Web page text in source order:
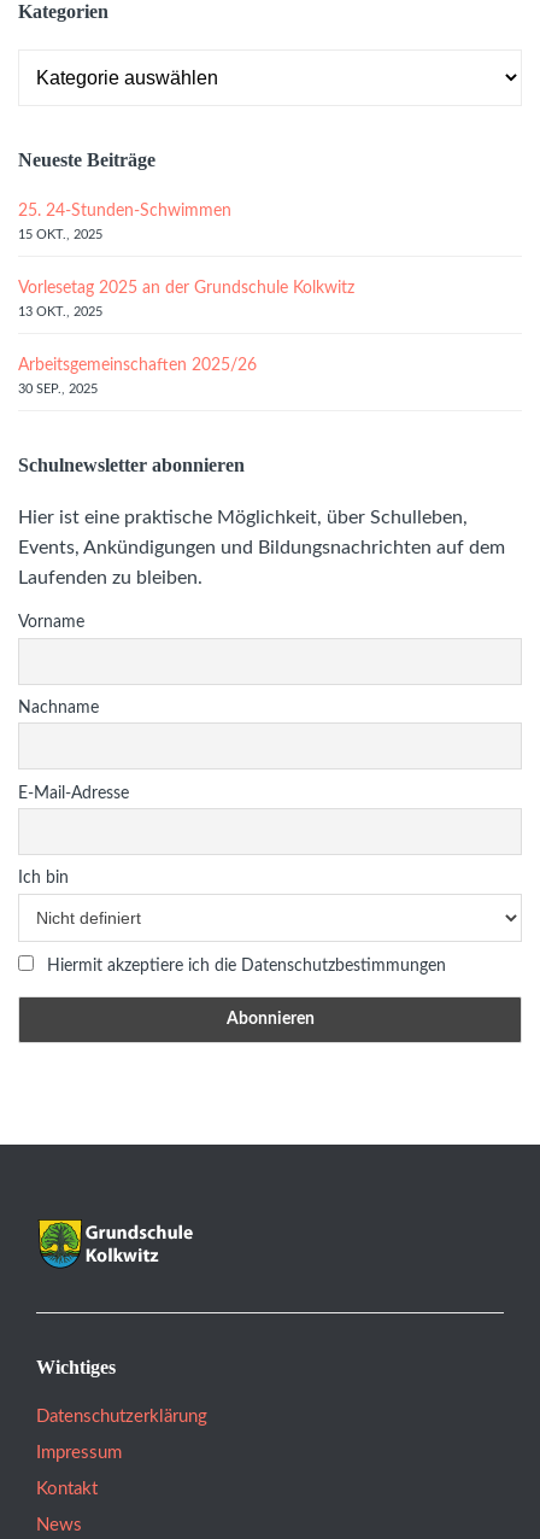
Kategorien
Neueste Beiträge
25. 24-Stunden-Schwimmen
15 OKT., 2025
Vorlesetag 2025 an der Grundschule Kolkwitz
13 OKT., 2025
Arbeitsgemeinschaften 2025/26
30 SEP., 2025
Schulnewsletter abonnieren
Hier ist eine praktische Möglichkeit, über Schulleben,
Events, Ankündigungen und Bildungsnachrichten auf dem
Laufenden zu bleiben.
Vorname
Nachname
E-Mail-Adresse
Ich bin
Hiermit akzeptiere ich die Datenschutzbestimmungen
Wichtiges
Datenschutzerklärung
Impressum
Kontakt
News